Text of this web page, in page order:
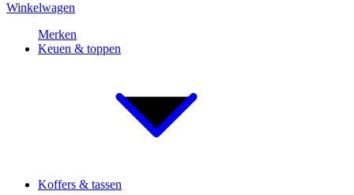
Winkelwagen
Merken
Keuen & toppen
Koffers & tassen